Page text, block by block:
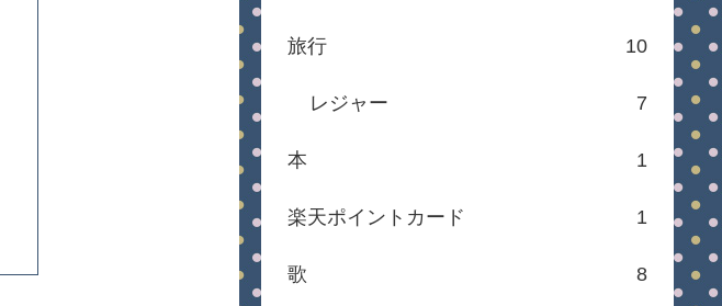
旅行 10
レジャー 7
本 1
楽天ポイントカード 1
歌 8